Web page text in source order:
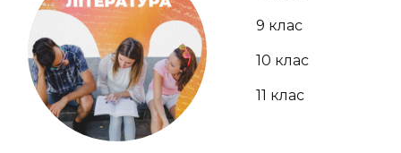
9 клас
10 клас
11 клас